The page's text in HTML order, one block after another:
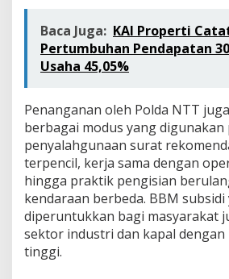
Baca Juga: KAI Properti
Pertumbuhan Pendapatan
Usaha 45,05%
Penanganan oleh Polda NTT
berbagai modus yang digunakan
penyalahgunaan surat
terpencil, kerja sama dengan
hingga praktik pengisian
kendaraan berbeda. BBM
diperuntukkan bagi masyarakat
sektor industri dan kapal dengan
tinggi.